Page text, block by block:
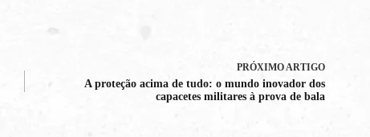
PRÓXIMOARTIGO
A proteção acima de tudo: o mundo inovador dos
capacetes militares à prova de bala